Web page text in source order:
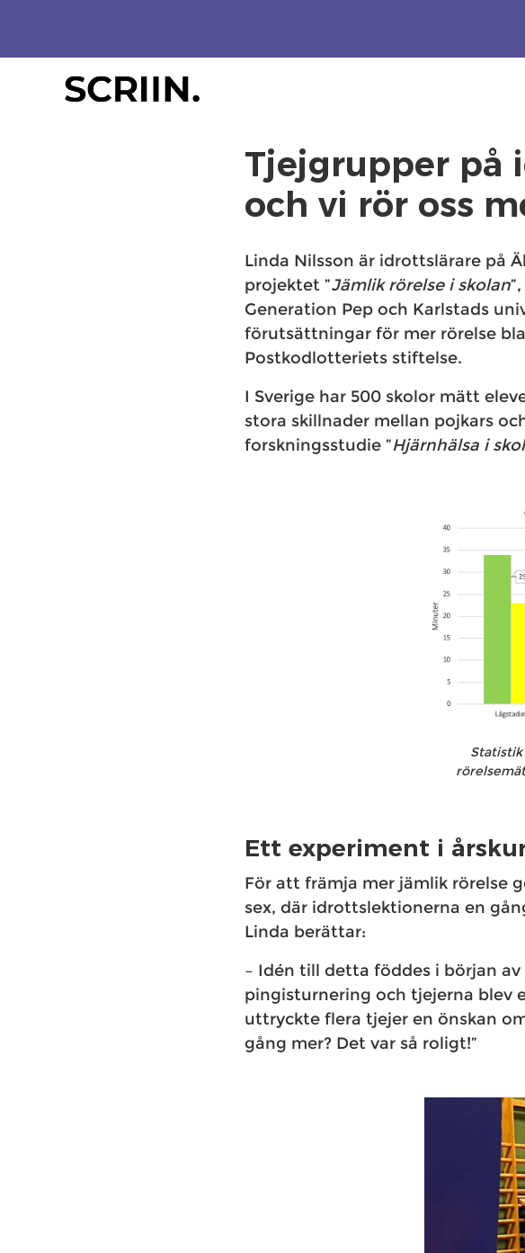
Tjejgrupper på
och vi rör oss
Linda Nilsson är idrottslärare på
projektet ”Jämlik rörelse i skolan
Generation Pep och Karlstads
förutsättningar för mer rörelse
Postkodlotteriets stiftelse.
I Sverige har 500 skolor mätt
stora skillnader mellan pojkars
forskningsstudie ”Hjärnhälsa i
Statistik
Ett experiment i
För att främja mer jämlik rörelse
sex, där idrottslektionerna en
Linda berättar:
– Idén till detta föddes i början
pingisturnering och tjejerna blev
uttryckte flera tjejer en önskan
gång mer? Det var så roligt!”